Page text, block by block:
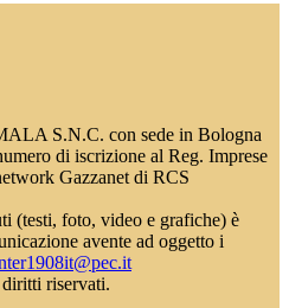
S.N.C. con sede in Bologna
di iscrizione al Reg. Imprese
Gazzanet di RCS
(testi, foto, video e grafiche) è
avente ad oggetto i
riservati.